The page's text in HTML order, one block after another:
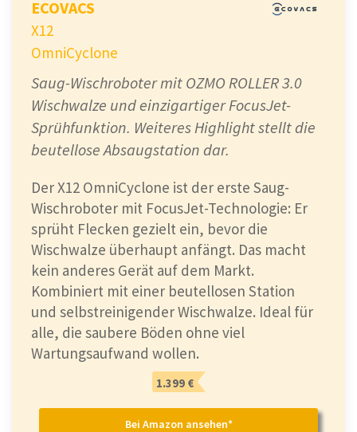
ECOVACS
X12
OmniCyclone
Saug-Wischroboter mit OZMO ROLLER 3.0
Wischwalze und einzigartiger FocusJet-
Sprühfunktion. Weiteres Highlight stellt die
beutellose Absaugstation dar.
Der X12 OmniCyclone ist der erste Saug-
Wischroboter mit FocusJet-Technologie: Er
sprüht Flecken gezielt ein, bevor die
Wischwalze überhaupt anfängt. Das macht
kein anderes Gerät auf dem Markt.
Kombiniert mit einer beutellosen Station
und selbstreinigender Wischwalze. Ideal für
alle, die saubere Böden ohne viel
Wartungsaufwand wollen.
1.399 €
Bei Amazon ansehen*